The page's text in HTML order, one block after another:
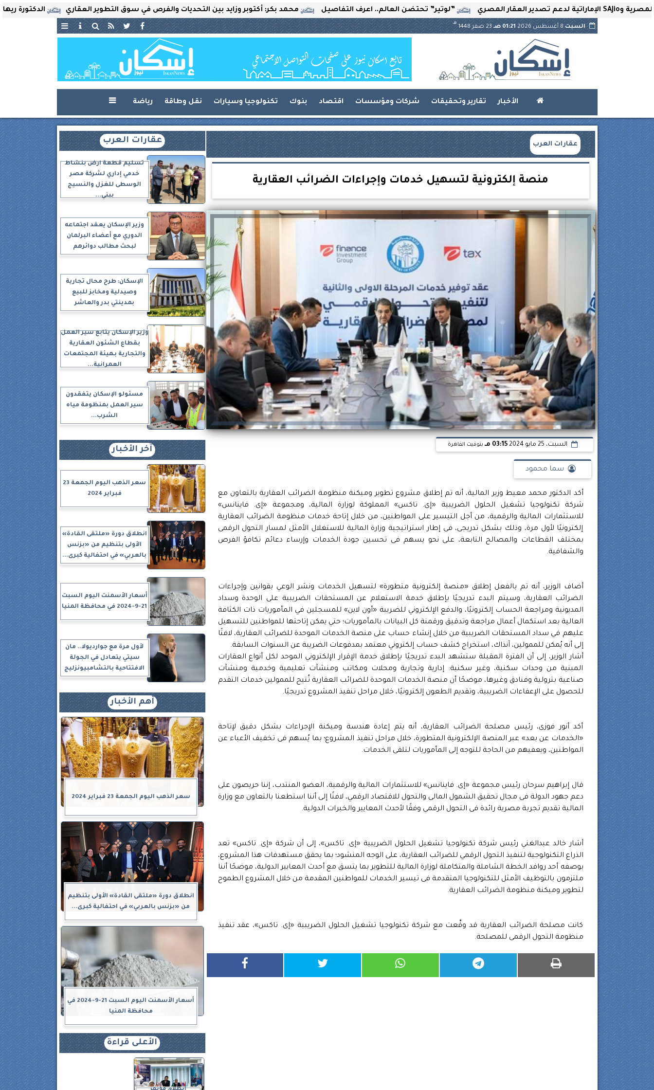
الدكتورة ريهام محمد بكر: أكتوبر وزايد بين التحديات والفرص في سوق التطوير العقاري ”لوتير” تحتضن العالم.. اعرف التفاصيل
السبت8 أغسطس 2026 01:21 صـ 23 صفر 1448
هـ
الأخبار تقارير وتحقيقات شركات ومؤسسات اقتصاد بنوك تكنولوجيا وسيارات نقل وطاقة رياضة 
عقارات العرب
منصة إلكترونية لتسهيل خدمات وإجراءات الضرائب العقارية
السبت، 25 مايو 2024 03:15 مـ بتوقيت القاهرة
سما محمود
أكد الدكتور محمد معيط وزير المالية، أنه تم إطلاق مشروع تطوير وميكنة منظومة الضرائب العقارية بالتعاون مع
شركة تكنولوجيا تشغيل الحلول الضريبية «إى. تاكس» المملوكة لوزارة المالية، ومجموعة «إى. فاينانس»
للاستثمارات المالية والرقمية، من أجل التيسير على المواطنين، من خلال إتاحة خدمات منظومة الضرائب العقارية
إلكترونيًا لأول مرة، وذلك بشكل تدريجى، فى إطار استراتيجية وزارة المالية للاستغلال الأمثل لمسار التحول الرقمى
بمختلف القطاعات والمصالح التابعة، على نحو يسهم فى تحسين جودة الخدمات وإرساء دعائم تكافؤ الفرص
والشفافية.
أضاف الوزير، أنه تم بالفعل إطلاق «منصة إلكترونية متطورة» لتسهيل الخدمات ونشر الوعي بقوانين وإجراءات
الضرائب العقارية، وسيتم البدء تدريجيًا بإطلاق خدمة الاستعلام عن المستحقات الضريبية على الوحدة وسداد
المديونية ومراجعة الحساب إلكترونيًا، والدفع الإلكتروني للضريبة «أون لاين» للمسجلين في المأموريات ذات الكثافة
العالية بعد استكمال أعمال مراجعة وتدقيق ورقمنة كل البيانات بالمأموريات؛ حتي يمكن إتاحتها للمواطنين للتسهيل
عليهم في سداد المستحقات الضريبية من خلال إنشاء حساب على منصة الخدمات الموحدة للضرائب العقارية، لافتًا
إلى أنه يُمكن للممولين، آنذاك، استخراج كشف حساب إلكتروني معتمد بمدفوعات الضريبة عن السنوات السابقة.
أشار الوزير، إلى أن الفترة المقبلة ستشهد البدء تدريجيًا بإطلاق خدمة الإقرار الإلكتروني الموحد لكل أنواع العقارات
المبنية من وحدات سكنية، وغير سكنية: إدارية وتجارية ومحلات ومكاتب ومنشآت تعليمية وخدمية ومنشآت
صناعية بترولية وفنادق وغيرها، موضحًا أن منصة الخدمات الموحدة للضرائب العقارية تُتيح للممولين خدمات التقدم
للحصول على الإعفاءات الضريبية، وتقديم الطعون إلكترونيًا، خلال مراحل تنفيذ المشروع تدريجيًا.
أكد أنور فوزى، رئيس مصلحة الضرائب العقارية، أنه يتم إعادة هندسة وميكنة الإجراءات بشكل دقيق لإتاحة
«الخدمات عن بعد» عبر المنصة الإلكترونية المتطورة، خلال مراحل تنفيذ المشروع؛ بما يُسهم فى تخفيف الأعباء عن
المواطنين، ويعفيهم من الحاجة للتوجه إلى المأموريات لتلقى الخدمات.
قال إبراهيم سرحان رئيس مجموعة «إى. فاينانس» للاستثمارات المالية والرقمية، العضو المنتدب، إننا حريصون على
دعم جهود الدولة فى مجال تحقيق الشمول المالى والتحول للاقتصاد الرقمي، لافتًا إلى أننا استطعنا بالتعاون مع وزارة
المالية تقديم تجربة مصرية رائدة فى التحول الرقمي وفقًا لأحدث المعايير والخبرات الدولية.
أشار خالد عبدالغني رئيس شركة تكنولوجيا تشغيل الحلول الضريبية «إى. تاكس»، إلى أن شركة «إى. تاكس» تعد
الذراع التكنولوجية لتنفيذ التحول الرقمي للضرائب العقارية، على الوجه المنشود؛ بما يحقق مستهدفات هذا المشروع،
بوصفه أحد روافد الخطة الشاملة والمتكاملة لوزارة المالية للتطوير بما يتسق مع أحدث المعايير الدولية، موضحًا أننا
ملتزمون بالتوظيف الأمثل للتكنولوجيا المتقدمة فى تيسير الخدمات للمواطنين المقدمة من خلال المشروع الطموح
لتطوير وميكنة منظومة الضرائب العقارية.
كانت مصلحة الضرائب العقارية قد وقَّعت مع شركة تكنولوجيا تشغيل الحلول الضريبية «إى. تاكس»، عقد تنفيذ
منظومة التحول الرقمى للمصلحة.
عقارات العرب
تسليم قطعة أرض بنشاط
خدمي إداري لشركة مصر
الوسطى للغزل والنسيج
ببني...
وزير الإسكان يعقد اجتماعه
الدوري مع أعضاء البرلمان
لبحث مطالب دوائرهم
الإسكان: طرح محال تجارية
وصيدلية ومخابز للبيع
بمدينتي بدر والعاشر
وزير الإسكان يتابع سير العمل
بقطاع الشئون العقارية
والتجارية بهيئة المجتمعات
العمرانية...
مسئولو الإسكان يتفقدون
سير العمل بمنظومة مياه
الشرب...
آخر الأخبار
سعر الذهب اليوم الجمعة 23
فبراير 2024
انطلاق دورة «ملتقى القادة»
الأولى بتنظيم من «بزنس
بالعربي» في احتفالية كبرى...
أسعار الأسمنت اليوم السبت
21-9-2024 في محافظة المنيا
لأول مرة مع جوارديولا.. مان
سيتي يتعادل في الجولة
الافتتاحية بالتشامبيونزليج
أهم الأخبار
سعر الذهب اليوم الجمعة 23 فبراير 2024
انطلاق دورة «ملتقى القادة» الأولى بتنظيم
من «بزنس بالعربي» في احتفالية كبرى...
أسعار الأسمنت اليوم السبت 21-9-2024 في
محافظة المنيا
الأعلى قراءة
انطلاق مؤتمر